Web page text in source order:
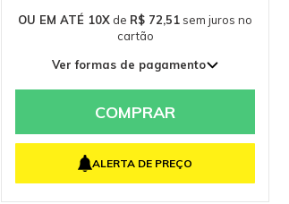
OU EM ATÉ 10X de R$ 72,51 sem juros no
cartão
Ver formas de pagamento
2x de R$ 362,54 sem juros
5x de R$ 145,01 sem juros
COMPRAR
ALERTA DE PREÇO